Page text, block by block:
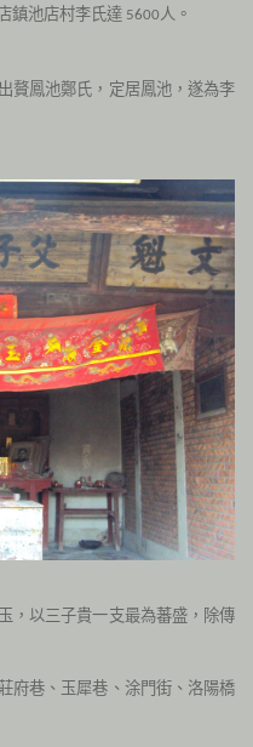
鎮池店村李氏達 5600人。
贅鳳池鄭氏，定居鳳池，遂為李
，以三子貴一支最為蕃盛，除傳
府巷、玉犀巷、涂門街、洛陽橋